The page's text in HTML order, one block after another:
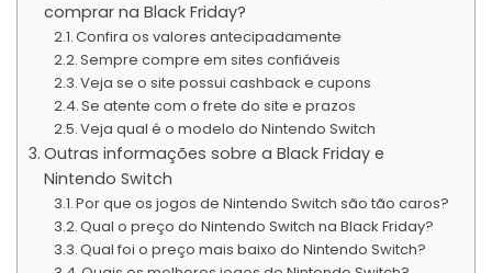
comprar na Black Friday?
Confira os valores antecipadamente
Sempre compre em sites confiáveis
Veja se o site possui cashback e cupons
Se atente com o frete do site e prazos
Veja qual é o modelo do Nintendo Switch
Outras informações sobre a Black Friday e
Nintendo Switch
Por que os jogos de Nintendo Switch são tão caros?
Qual o preço do Nintendo Switch na Black Friday?
Qual foi o preço mais baixo do Nintendo Switch?